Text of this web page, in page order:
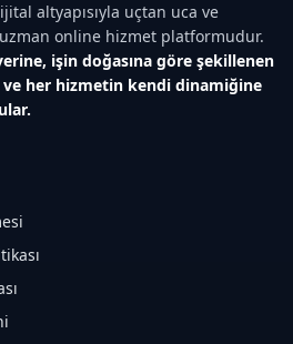
altyapısıyla uçtan uca ve
online hizmet platformudur.
işin doğasına göre şekillenen
her hizmetin kendi dinamiğine